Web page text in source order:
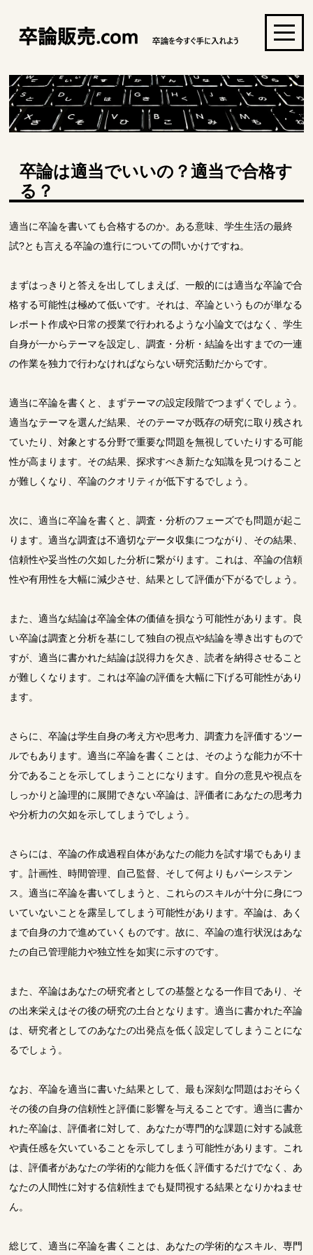
卒論は適当でいいの？適当で合格す
る？
適当に卒論を書いても合格するのか。ある意味、学生生活の最終
試?とも言える卒論の進行についての問いかけですね。
まずはっきりと答えを出してしまえば、一般的には適当な卒論で合
格する可能性は極めて低いです。それは、卒論というものが単なる
レポート作成や日常の授業で行われるような小論文ではなく、学生
自身が一からテーマを設定し、調査・分析・結論を出すまでの一連
の作業を独力で行わなければならない研究活動だからです。
適当に卒論を書くと、まずテーマの設定段階でつまずくでしょう。
適当なテーマを選んだ結果、そのテーマが既存の研究に取り残され
ていたり、対象とする分野で重要な問題を無視していたりする可能
性が高まります。その結果、探求すべき新たな知識を見つけること
が難しくなり、卒論のクオリティが低下するでしょう。
次に、適当に卒論を書くと、調査・分析のフェーズでも問題が起こ
ります。適当な調査は不適切なデータ収集につながり、その結果、
信頼性や妥当性の欠如した分析に繋がります。これは、卒論の信頼
性や有用性を大幅に減少させ、結果として評価が下がるでしょう。
また、適当な結論は卒論全体の価値を損なう可能性があります。良
い卒論は調査と分析を基にして独自の視点や結論を導き出すもので
すが、適当に書かれた結論は説得力を欠き、読者を納得させること
が難しくなります。これは卒論の評価を大幅に下げる可能性があり
ます。
さらに、卒論は学生自身の考え方や思考力、調査力を評価するツー
ルでもあります。適当に卒論を書くことは、そのような能力が不十
分であることを示してしまうことになります。自分の意見や視点を
しっかりと論理的に展開できない卒論は、評価者にあなたの思考力
や分析力の欠如を示してしまうでしょう。
さらには、卒論の作成過程自体があなたの能力を試す場でもありま
す。計画性、時間管理、自己監督、そして何よりもパーシステン
ス。適当に卒論を書いてしまうと、これらのスキルが十分に身につ
いていないことを露呈してしまう可能性があります。卒論は、あく
まで自身の力で進めていくものです。故に、卒論の進行状況はあな
たの自己管理能力や独立性を如実に示すのです。
また、卒論はあなたの研究者としての基盤となる一作目であり、そ
の出来栄えはその後の研究の土台となります。適当に書かれた卒論
は、研究者としてのあなたの出発点を低く設定してしまうことにな
るでしょう。
なお、卒論を適当に書いた結果として、最も深刻な問題はおそらく
その後の自身の信頼性と評価に影響を与えることです。適当に書か
れた卒論は、評価者に対して、あなたが専門的な課題に対する誠意
や責任感を欠いていることを示してしまう可能性があります。これ
は、評価者があなたの学術的な能力を低く評価するだけでなく、あ
なたの人間性に対する信頼性までも疑問視する結果となりかねませ
ん。
総じて、適当に卒論を書くことは、あなたの学術的なスキル、専門